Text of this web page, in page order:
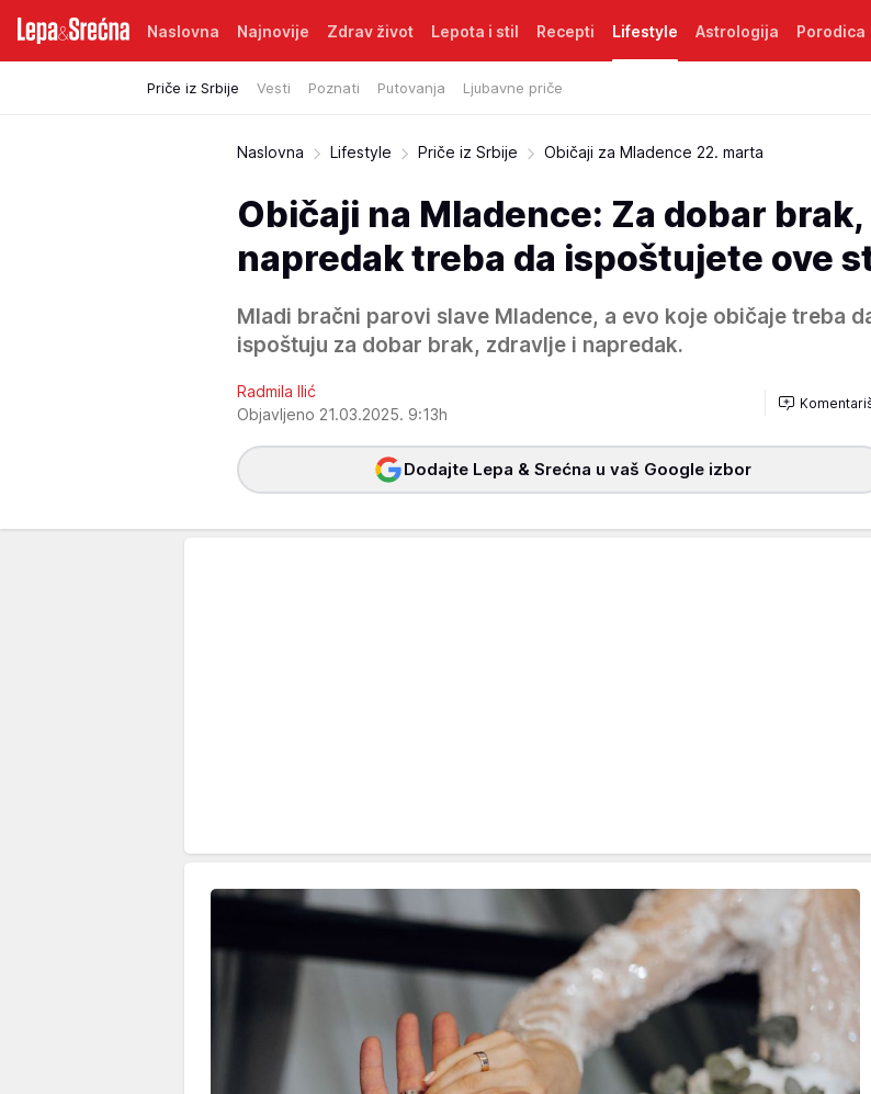
Naslovna Najnovije Zdrav život Lepota i stil Recepti Lifestyle
Priče iz Srbije Vesti Poznati Putovanja Ljubavne priče
Astrologija Porodica
Naslovna Lifestyle Priče iz Srbije Običaji za Mladence 22. marta
Običaji na Mladence: Za dobar
napredak treba da ispoštujete ove
Mladi bračni parovi slave Mladence, a evo koje običaje treba
ispoštuju za dobar brak, zdravlje i napredak.
Radmila Ilić
Objavljeno 21.03.2025. 9:13h
Dodajte Lepa & Srećna u vaš Google izbor